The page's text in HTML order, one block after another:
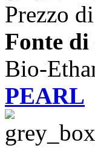
Prezzo
Fonte
Bio-
PEARL